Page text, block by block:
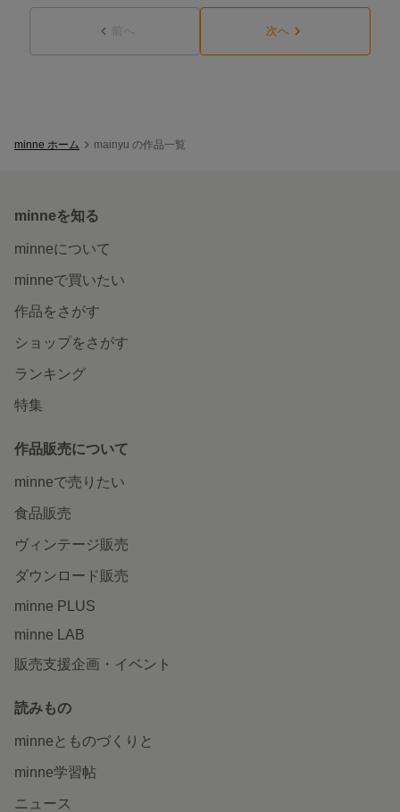
前へ 次へ
minne ホーム mainyu の作品一覧
minneを知る
minneについて
minneで買いたい
作品をさがす
ショップをさがす
ランキング
特集
作品販売について
minneで売りたい
食品販売
ヴィンテージ販売
ダウンロード販売
minne PLUS
minne LAB
販売支援企画・イベント
読みもの
minneとものづくりと
minne学習帖
ニュース